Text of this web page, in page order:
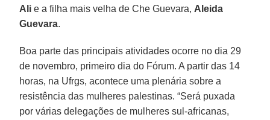
Alie a filha mais velha de Che Guevara, Aleida
Guevara.
Boa parte das principais atividades ocorre no dia 29
de novembro, primeiro dia do Fórum. A partir das 14
horas, na Ufrgs, acontece uma plenária sobre a
resistência das mulheres palestinas. “Será puxada
por várias delegações de mulheres sul-africanas,